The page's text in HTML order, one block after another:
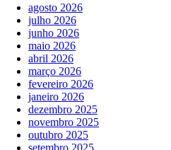
agosto 2026
julho 2026
junho 2026
maio 2026
abril 2026
março 2026
fevereiro 2026
janeiro 2026
dezembro 2025
novembro 2025
outubro 2025
setembro 2025